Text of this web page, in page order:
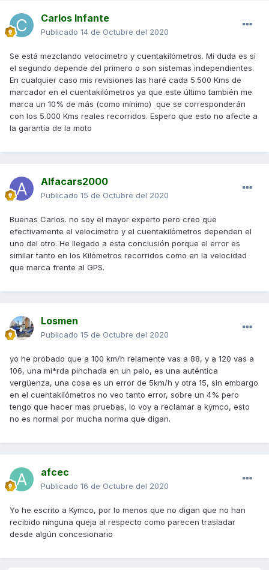
Carlos Infante
Publicado 14 de Octubre del 2020
Se está mezclando velocímetro y cuentakilómetros. Mi duda es si
el segundo depende del primero o son sistemas independientes.
En cualquier caso mis revisiones las haré cada 5.500 Kms de
marcador en el cuentakilómetros ya que este último también me
marca un 10% de más (como mínimo) que se corresponderán
con los 5.000 Kms reales recorridos. Espero que esto no afecte a
la garantía de la moto
Alfacars2000
Publicado 15 de Octubre del 2020
Buenas Carlos. no soy el mayor experto pero creo que
efectivamente el velocímetro y el cuentakilómetros dependen el
uno del otro. He llegado a esta conclusión porque el error es
similar tanto en los Kilómetros recorridos como en la velocidad
que marca frente al GPS.
Losmen
Publicado 15 de Octubre del 2020
yo he probado que a 100 km/h relamente vas a 88, y a 120 vas a
106, una mi*rda pinchada en un palo, es una auténtica
vergüenza, una cosa es un error de 5km/h y otra 15, sin embargo
en el cuentakilómetros no veo tanto error, sobre un 4% pero
tengo que hacer mas pruebas, lo voy a reclamar a kymco, esto
no es normal por mucha norma que digan.
afcec
Publicado 16 de Octubre del 2020
Yo he escrito a Kymco, por lo menos que no digan que no han
recibido ninguna queja al respecto como parecen trasladar
desde algún concesionario